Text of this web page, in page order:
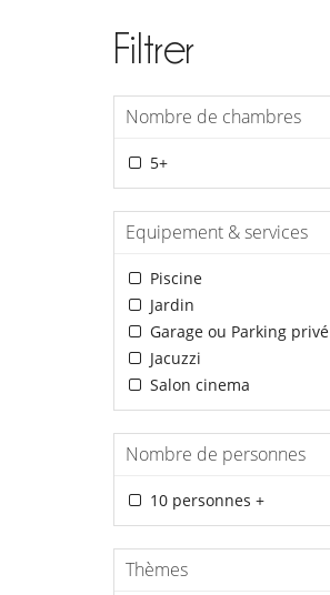
Filtrer
Nombre de chambres
5+
Equipement & services
Piscine
Jardin
Garage ou Parking privé
Jacuzzi
Salon cinema
Nombre de personnes
10 personnes +
Thèmes